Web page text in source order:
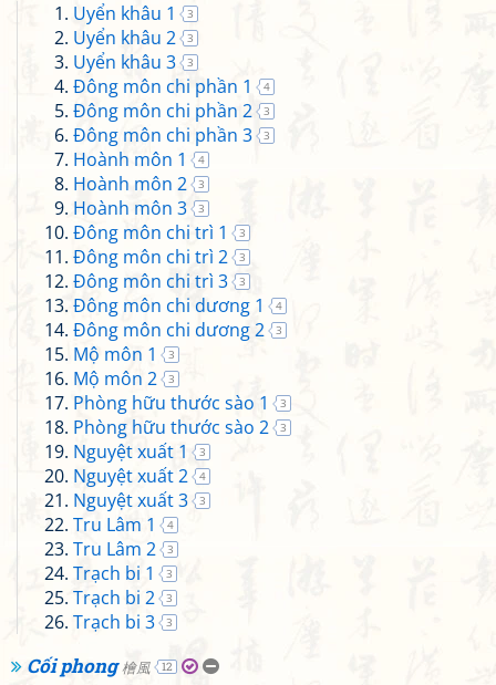
Uyển khâu 1 3
Uyển khâu 2 3
Uyển khâu 3 3
Đông môn chi phần 1 4
Đông môn chi phần 2 3
Đông môn chi phần 3 3
Hoành môn 1 4
Hoành môn 2 3
Hoành môn 3 3
Đông môn chi trì 1 3
Đông môn chi trì 2 3
Đông môn chi trì 3 3
Đông môn chi dương 1 4
Đông môn chi dương 2 3
Mộ môn 1 3
Mộ môn 2 3
Phòng hữu thước sào 1 3
Phòng hữu thước sào 2 3
Nguyệt xuất 1 3
Nguyệt xuất 2 4
Nguyệt xuất 3 3
Tru Lâm 1 4
Tru Lâm 2 3
Trạch bi 1 3
Trạch bi 2 3
Trạch bi 3 3
Cối phong檜風 12